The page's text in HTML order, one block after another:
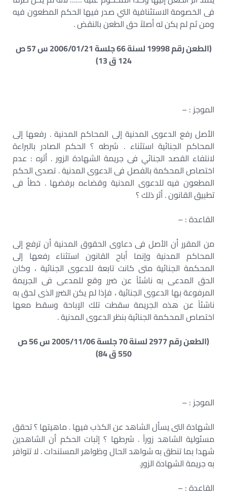
فى الخصومة الاستئنافية التي صدر فيها الحكم المطعون فيه
ومن ثم لم يكن له أصلاً حق الطعن بالنقض .
(الطعن رقم 19998 لسنة 66 جلسة 2006/01/21 س 57 ص
124 ق 13)
الموجز : –
الأصل رفع الدعوى المدنية إلى المحاكم المدنية . رفعها إلى
المحاكم الجنائية استثناء . شرطه ؟ الحكم الصادر بالبراءة
لانتفاء القصد الجنائي فى جريمة الشهادة الزور . أثره : عدم
اختصاص المحكمة بالفصل فى الدعوى المدنية . تصدى الحكم
المطعون فيه للدعوى المدنية وقضاءه برفضها . خطأ فى
تطبيق القانون . أثر ذلك ؟
القاعدة : –
من المقرر أن الأصل فى دعاوى الحقوق المدنية أن ترفع إلى
المحاكم المدنية وإنما أباح القانون استثناء رفعها إلى
المحكمة الجنائية متى كانت تابعة للدعوى الجنائية ، وكان
الحق المدعى به ناشئاً عن ضرر وقع للمدعى فى الجريمة
المرفوعة بها الدعوى الجنائية ، فإذا لم يكن الضرر الذى لحق به
ناشئاً عن هذه الجريمة سقطت تلك الإباحة وسقط معها
اختصاص المحكمة الجنائية بنظر الدعوى المدنية .
(الطعن رقم 2977 لسنة 70 جلسة 2005/11/06 س 56 ص
550 ق 84)
الموجز : –
الشهادة التى يسأل الشاهد عن الكذب فيها . ماهيتها ؟ تحقق
مسئولية الشاهد زوراً . شرطها ؟ إثبات الحكم أن الشاهدين
شهدا بما تنطق به شواهد الحال وظواهر المستندات . لا تتوافر
به جريمة الشهادة الزور.
القاعدة : –